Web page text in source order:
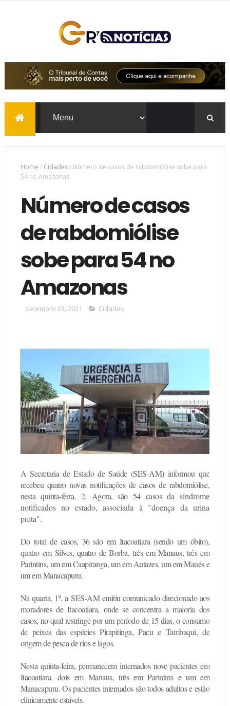
Home / Cidades/ Número de casos de rabdomiólise sobe para
54 no Amazonas
Número de casos
de rabdomiólise
sobe para 54 no
Amazonas
setembro 03, 2021 Cidades
A Secretaria de Estado de Saúde (SES-AM) informou que
recebeu quatro novas notificações de casos de rabdomiólise,
nesta quinta-feira, 2. Agora, são 54 casos dasíndrome
notificados no estado, associada à "doença da urina
preta".
Do total de casos, 36 são em Itacoatiara (sendo um óbito),
quatro em Silves, quatro de Borba, três em Manaus, três em
Parintins, um em Caapiranga, um em Autazes, um em Maués e
um em Manacapuru.
Na quarta, 1º, aSES-AM emitiu comunicado direcionado aos
moradores de Itacoatiara, onde se concentra a maioria dos
casos, no qual restringe por um período de 15 dias, o consumo
de peixes das espécies Pirapitinga, Pacu e Tambaqui, de
origem de pesca de rios e lagos.
Nesta quinta-feira, permanecem internados nove pacientes em
Itacoatiara, dois em Manaus, três em Parintins e um em
Manacapuru. Os pacientes internados são todos adultos e estão
clinicamente estáveis.